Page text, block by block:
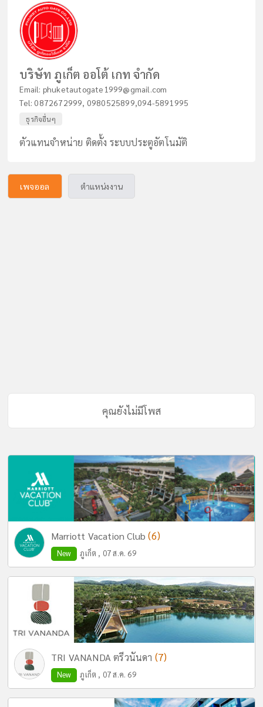
บริษัท ภูเก็ต ออโต้ เกท จำกัด
Email: phuketautogate1999@gmail.com
Tel:0872672999, 0980525899,094-5891995
ธุรกิจอื่นๆ
ตัวแทนจำหน่าย ติดตั้ง ระบบประตูอัตโนมัติ
เพจออล ตำแหน่งงาน
คุณยังไม่มีโพส
Marriott Vacation Club(6)
New ภูเก็ต , 07 ส.ค. 69
TRI VANANDA ตรีวนันดา (7)
New ภูเก็ต , 07 ส.ค. 69